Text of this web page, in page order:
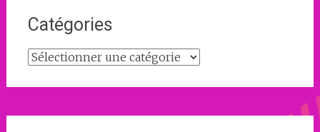
Catégories
Catégories